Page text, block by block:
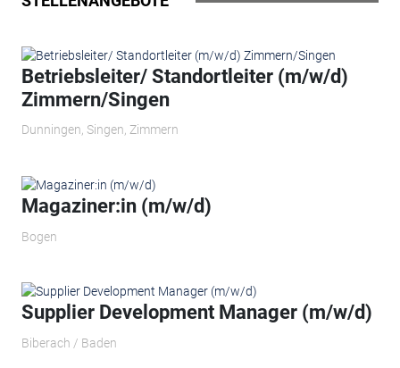
Betriebsleiter/ Standortleiter (m/w/d)
Zimmern/Singen
Dunningen, Singen, Zimmern
Magaziner:in (m/w/d)
Bogen
Supplier Development Manager (m/w/d)
Biberach / Baden